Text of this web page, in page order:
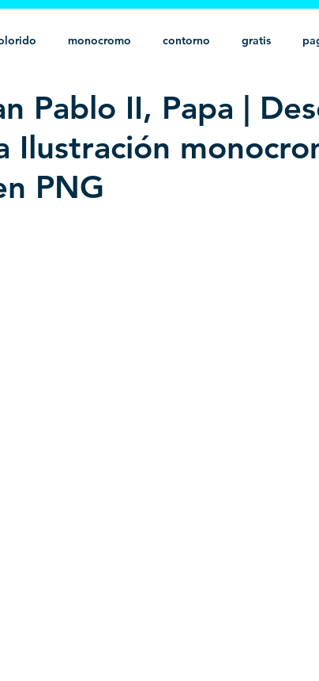
monocromo contorno gratis
infantil HD sin fondo minimalista
Pablo II, Papa |
Ilustración
PNG